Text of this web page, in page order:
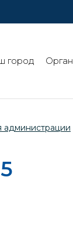
город
администрации